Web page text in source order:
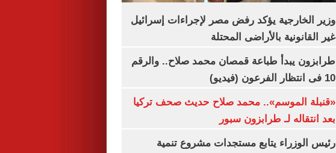
وزير الخارجية يؤكد رفض مصر لإجراءات إسرائيل
غير القانونية بالأراضى المحتلة
طرابزون يبدأ طباعة قمصان محمد صلاح.. والرقم
10 فى انتظار الفرعون (فيديو)
«قنبلة الموسم».. محمد صلاح حديث صحف تركيا
بعد انتقاله لـ طرابزون سبور
رئيس الوزراء يتابع مستجدات مشروع تنمية